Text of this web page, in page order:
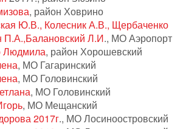
, район Ховрино
Ю.В., Колесник А.В., Щербаченко
П.А.,Балановский Л.И., МО Аэропорт
Людмила, район Хорошевский
, МО Гагаринский
, МО Головинский
, МО Головинский
, МО Мещанский
2017г., МО Лосиноостровский